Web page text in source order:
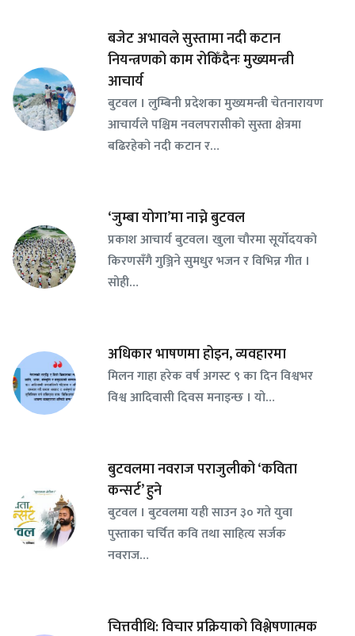
बजेट अभावले सुस्तामा नदी कटान
नियन्त्रणको काम रोकिँदैनः मुख्यमन्त्री
आचार्य
बुटवल । लुम्बिनी प्रदेशका मुख्यमन्त्री चेतनारायण
आचार्यले पश्चिम नवलपरासीको सुस्ता क्षेत्रमा
बढिरहेको नदी कटान र…
‘जुम्बा योगा’मा नाच्ने बुटवल
प्रकाश आचार्य बुटवल। खुला चौरमा सूर्योदयको
किरणसँगै गुञ्जिने सुमधुर भजन र विभिन्न गीत ।
सोही…
अधिकार भाषणमा होइन, व्यवहारमा
मिलन गाहा हरेक वर्ष अगस्ट ९ का दिन विश्वभर
विश्व आदिवासी दिवस मनाइन्छ । यो…
बुटवलमा नवराज पराजुलीको ‘कविता
कन्सर्ट’ हुने
बुटवल । बुटवलमा यही साउन ३० गते युवा
पुस्ताका चर्चित कवि तथा साहित्य सर्जक
नवराज…
चित्तवीथि: विचार प्रक्रियाको विश्लेषणात्मक